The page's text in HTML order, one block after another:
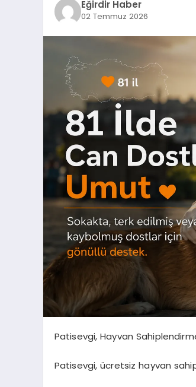
Eğirdir Haber
02 Temmuz 2026
Patisevgi, Hayvan
Patisevgi, ücretsiz hayvan